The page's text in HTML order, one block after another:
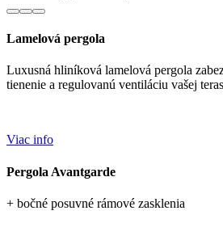
Lamelová pergola
Luxusná hliníková lamelová pergola
tienenie a regulovanú ventiláciu vašej
Viac info
Pergola Avantgarde
+ bočné posuvné rámové zasklenia